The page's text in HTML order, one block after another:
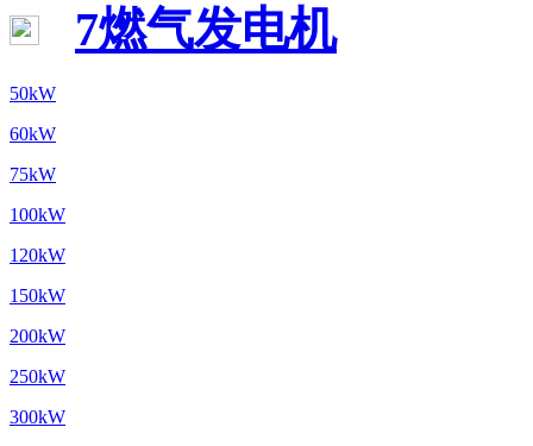
7燃气发电机
50kW
60kW
75kW
100kW
120kW
150kW
200kW
250kW
300kW